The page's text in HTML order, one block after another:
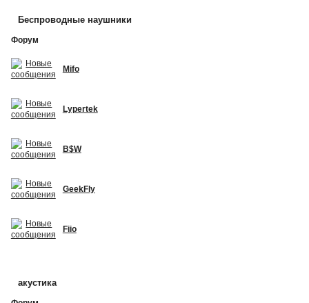
Беспроводные наушники
Форум
Mifo
Lypertek
B$W
GeekFly
Fiio
акустика